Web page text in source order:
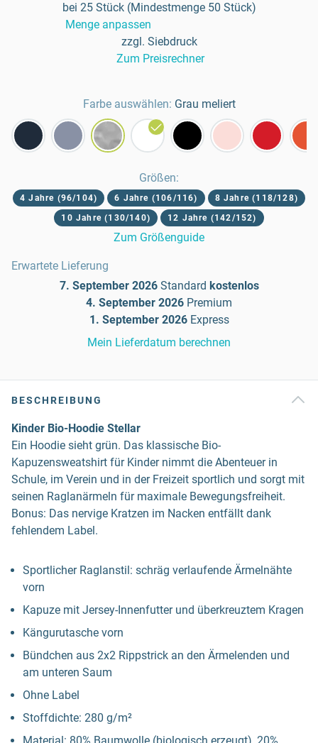
bei 25 Stück (Mindestmenge 50 Stück)
Menge anpassen
zzgl. Siebdruck
Zum Preisrechner
Farbe auswählen: Grau meliert
Größen:
4 Jahre (96/104) 6 Jahre (106/116)
8 Jahre (118/128)
10 Jahre (130/140)
12 Jahre (142/152)
Zum Größenguide
Erwartete Lieferung
7. September 2026 Standard kostenlos
4. September 2026 Premium
1. September 2026 Express
Mein Lieferdatum berechnen
BESCHREIBUNG
Kinder Bio-Hoodie Stellar
Ein Hoodie sieht grün. Das klassische Bio-
Kapuzensweatshirt für Kinder nimmt die Abenteuer in
Schule, im Verein und in der Freizeit sportlich und sorgt mit
seinen Raglanärmeln für maximale Bewegungsfreiheit.
Bonus: Das nervige Kratzen im Nacken entfällt dank
fehlendem Label.
Sportlicher Raglanstil: schräg verlaufende Ärmelnähte
vorn
Kapuze mit Jersey-Innenfutter und überkreuztem Kragen
Kängurutasche vorn
Bündchen aus 2x2 Rippstrick an den Ärmelenden und
am unteren Saum
Ohne Label
Stoffdichte: 280 g/m²